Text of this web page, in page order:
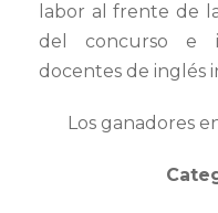
labor al frente de
del concurso e
docentes de inglés
Los ganadores